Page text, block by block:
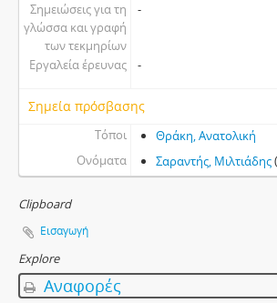
Σημειώσεις για τη
γλώσσα και γραφή
των τεκμηρίων
-
Εργαλεία έρευνας -
Σημεία πρόσβασης
Τόποι
Θράκη, Ανατολική
Ονόματα
Σαραντής, Μιλτιάδης
Clipboard
Εισαγωγή
Explore
Αναφορές